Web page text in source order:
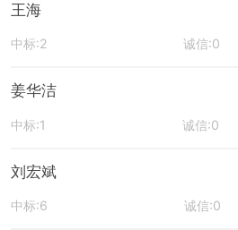
王海
中标:2 诚信:0
姜华洁
中标:1 诚信:0
刘宏斌
中标:6 诚信:0